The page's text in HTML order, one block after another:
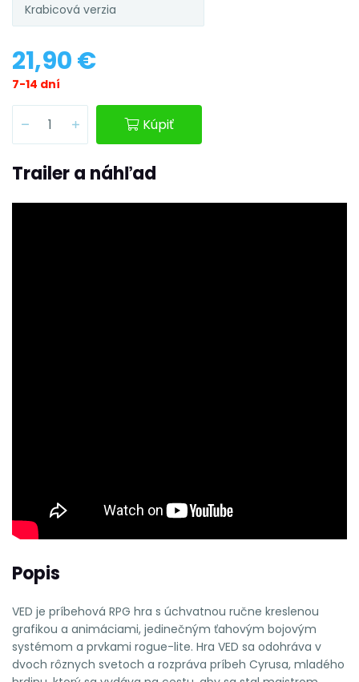
Krabicová verzia
21,90 €
7-14 dní
Kúpiť
Trailer a náhľad
Popis
VED je príbehová RPG hra s úchvatnou ručne kreslenou
grafikou a animáciami, jedinečným ťahovým bojovým
systémom a prvkami rogue-lite. Hra VED sa odohráva v
dvoch rôznych svetoch a rozpráva príbeh Cyrusa, mladého